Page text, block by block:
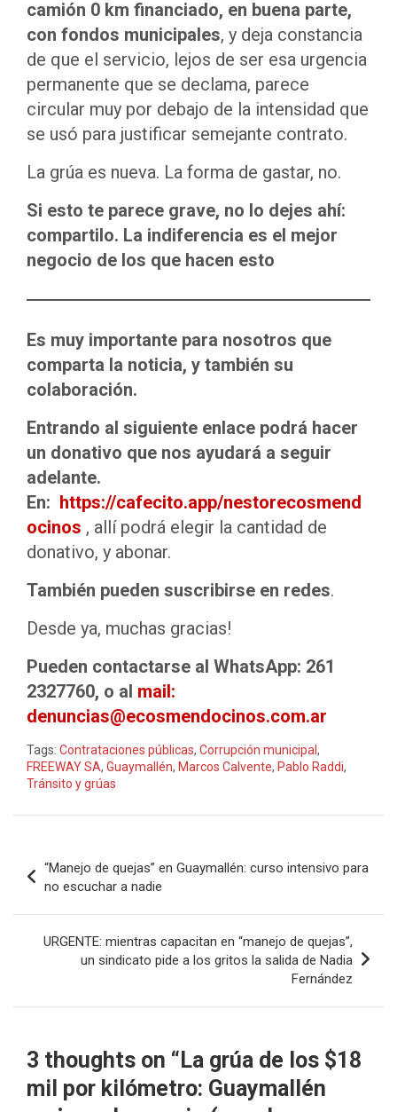
camión 0 km financiado, en buena parte,
con fondos municipales, y deja constancia
de que el servicio, lejos de ser esa urgencia
permanente que se declama, parece
circular muy por debajo de la intensidad que
se usó para justificar semejante contrato.
La grúa es nueva. La forma de gastar, no.
Si esto te parece grave, no lo dejes ahí:
compartilo. La indiferencia es el mejor
negocio de los que hacen esto
Es muy importante para nosotros que
comparta la noticia, y también su
colaboración.
Entrando al siguiente enlace podrá hacer
un donativo que nos ayudará a seguir
adelante.
En: https://cafecito.app/nestorecosmend
ocinos , allí podrá elegir la cantidad de
donativo, y abonar.
También pueden suscribirse en redes.
Desde ya, muchas gracias!
Pueden contactarse al WhatsApp: 261
2327760, o al mail:
denuncias@ecosmendocinos.com.ar
Tags: Contrataciones públicas, Corrupción municipal ,
FREEWAY SA, Guaymallén, Marcos Calvente, Pablo Raddi,
Tránsito y grúas
de
entradas
“Manejo de quejas” en Guaymallén: curso intensivo para
no escuchar a nadie
URGENTE: mientras capacitan en “manejo de quejas”,
un sindicato pide a los gritos la salida de Nadia
Fernández
3 thoughts on “ La grúa de los $18
mil por kilómetro: Guaymallén